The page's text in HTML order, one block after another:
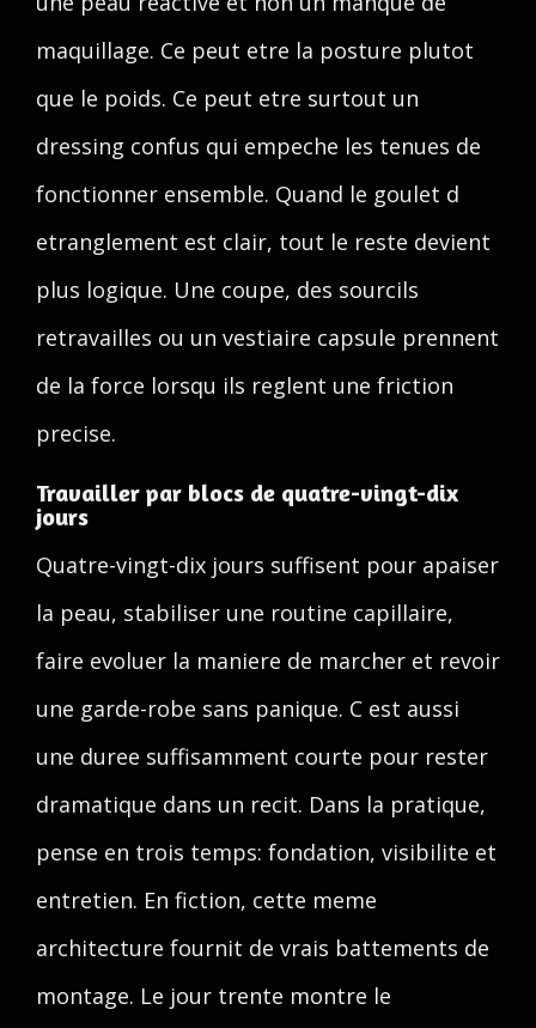
maquillage. Ce peut etre la posture plutot
que le poids. Ce peut etre surtout un
dressing confus qui empeche les tenues de
fonctionner ensemble. Quand le goulet d
etranglement est clair, tout le reste devient
plus logique. Une coupe, des sourcils
retravailles ou un vestiaire capsule prennent
de la force lorsqu ils reglent une friction
precise.
Travailler par blocs de quatre-vingt-dix
jours
Quatre-vingt-dix jours suffisent pour apaiser
la peau, stabiliser une routine capillaire,
faire evoluer la maniere de marcher et revoir
une garde-robe sans panique. C est aussi
une duree suffisamment courte pour rester
dramatique dans un recit. Dans la pratique,
pense en trois temps: fondation, visibilite et
entretien. En fiction, cette meme
architecture fournit de vrais battements de
montage. Le jour trente montre le